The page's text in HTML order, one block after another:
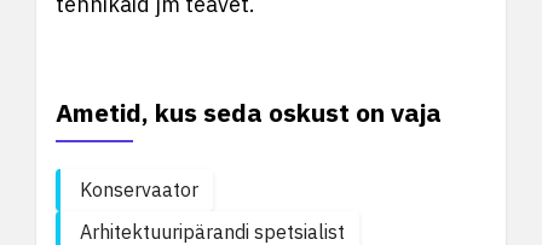
Ametid, kus seda oskust on vaja
Konservaator
Arhitektuuripärandi spetsialist